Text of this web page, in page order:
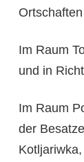
Im Raum
und in
Im Raum
der